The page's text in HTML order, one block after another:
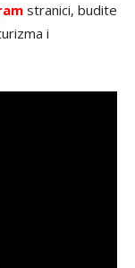
stranici, budite
i